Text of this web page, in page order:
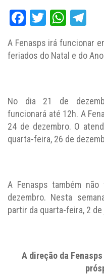
Facebook
Twitter
A Fenasps irá funcionar
feriados do Natal e do
No dia 21 de
funcionará até 12h. A
24 de dezembro. O
quarta-feira, 26 de
A Fenasps também
dezembro. Nesta
partir da quarta-feira, 2
A direção da